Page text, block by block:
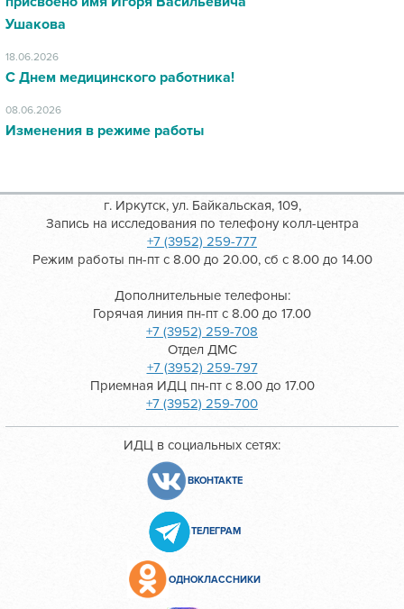
Ушакова
18.06.2026
С Днем медицинского работника!
08.06.2026
Изменения в режиме работы
г. Иркутск, ул. Байкальская, 109,
Запись на исследования по телефону колл-центра
+7 (3952) 259-777
Режим работы пн-пт с 8.00 до 20.00, сб с 8.00 до 14.00
Дополнительные телефоны:
Горячая линия пн-пт с 8.00 до 17.00
+7 (3952) 259-708
Отдел ДМС
+7 (3952) 259-797
Приемная ИДЦ пн-пт с 8.00 до 17.00
+7 (3952) 259-700
ИДЦ в социальных сетях:
ВКОНТАКТЕ
ТЕЛЕГРАМ
ОДНОКЛАССНИКИ